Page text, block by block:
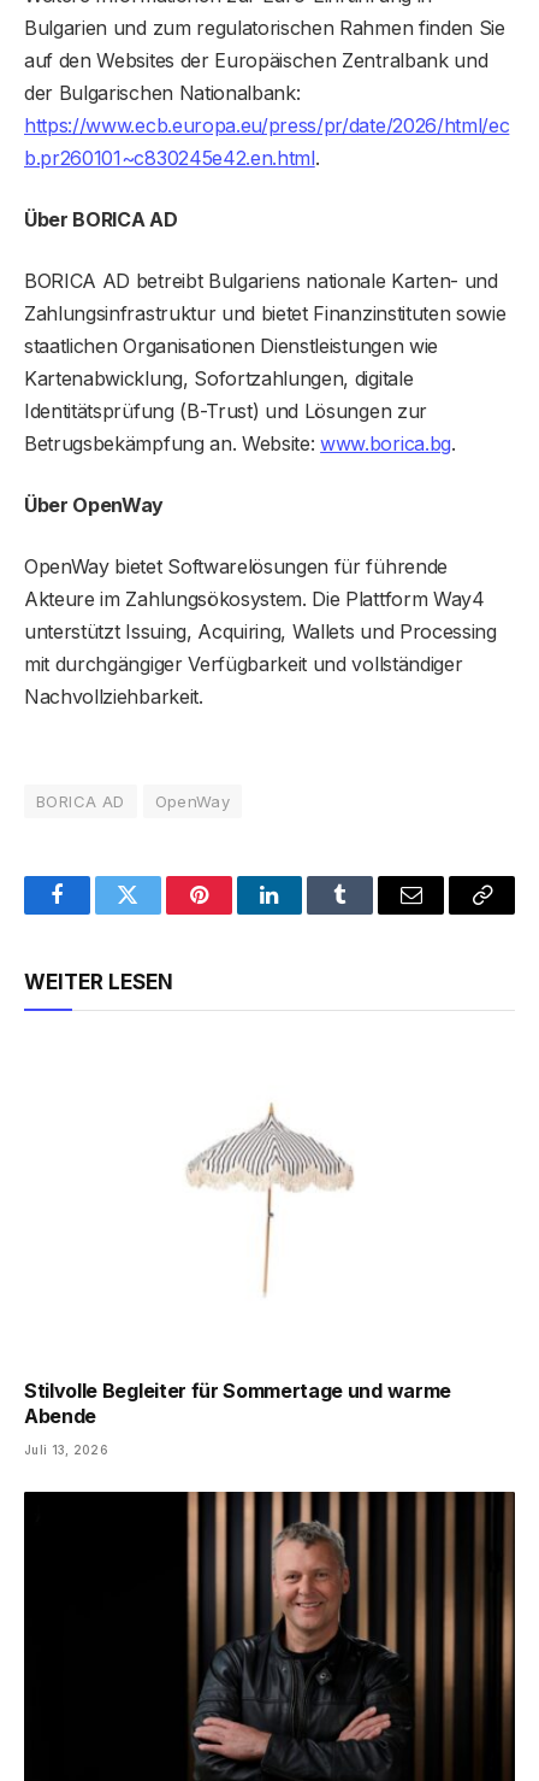
Bulgarien und zum regulatorischen Rahmen finden Sie
auf den Websites der Europäischen Zentralbank und
der Bulgarischen Nationalbank:
https://www.ecb.europa.eu/press/pr/date/2026/html/ec
b.pr260101~c830245e42.en.html.
Über BORICA AD
BORICA AD betreibt Bulgariens nationale Karten- und
Zahlungsinfrastruktur und bietet Finanzinstituten sowie
staatlichen Organisationen Dienstleistungen wie
Kartenabwicklung, Sofortzahlungen, digitale
Identitätsprüfung (B-Trust) und Lösungen zur
Betrugsbekämpfung an. Website:www.borica.bg.
Über OpenWay
OpenWay bietet Softwarelösungen für führende
Akteure im Zahlungsökosystem. Die Plattform Way4
unterstützt Issuing, Acquiring, Wallets und Processing
mit durchgängiger Verfügbarkeit und vollständiger
Nachvollziehbarkeit.
BORICA AD OpenWay
FacebookTwitter PinterestLinkedInTumblr Email
Copy
WEITER LESEN
Stilvolle Begleiter für Sommertage und warme
Abende
Juli 13, 2026